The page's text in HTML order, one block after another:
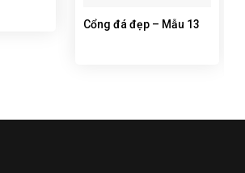
Cổng đá đẹp – Mẫu 13